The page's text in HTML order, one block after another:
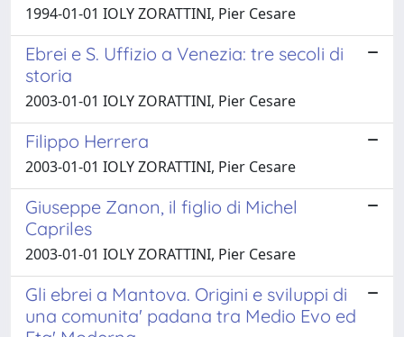
1994-01-01 IOLY ZORATTINI, Pier Cesare
Ebrei e S. Uffizio a Venezia: tre secoli di
storia
2003-01-01 IOLY ZORATTINI, Pier Cesare
Filippo Herrera
2003-01-01 IOLY ZORATTINI, Pier Cesare
Giuseppe Zanon, il figlio di Michel
Capriles
2003-01-01 IOLY ZORATTINI, Pier Cesare
Gli ebrei a Mantova. Origini e sviluppi di
una comunita' padana tra Medio Evo ed